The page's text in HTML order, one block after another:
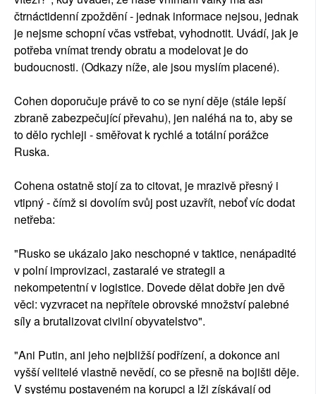
čtrnáctidenní zpoždění - jednak informace nejsou, jednak
je nejsme schopní včas vstřebat, vyhodnotit. Uvádí, jak je
potřeba vnímat trendy obratu a modelovat je do
budoucnosti. (Odkazy níže, ale jsou myslím placené).
Cohen doporučuje právě to co se nyní děje (stále lepší
zbraně zabezpečující převahu), jen naléhá na to, aby se
to dělo rychleji - směřovat k rychlé a totální porážce
Ruska.
Cohena ostatně stojí za to citovat, je mrazivě přesný i
vtipný - čímž si dovolím svůj post uzavřít, neboť víc dodat
netřeba:
"Rusko se ukázalo jako neschopné v taktice, nenápadité
v polní improvizaci, zastaralé ve strategii a
nekompetentní v logistice. Dovede dělat dobře jen dvě
věci: vyzvracet na nepřítele obrovské množství palebné
síly a brutalizovat civilní obyvatelstvo".
"Ani Putin, ani jeho nejbližší podřízení, a dokonce ani
vyšší velitelé vlastně nevědí, co se přesně na bojišti děje.
V systému postaveném na korupci a lži získávají od